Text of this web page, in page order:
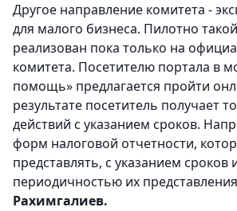
Другое направление комитета -
для малого бизнеса. Пилотно
реализован пока только на
комитета. Посетителю портала в
помощь» предлагается пройти
результате посетитель получает
действий с указанием сроков.
форм налоговой отчетности,
представлять, с указанием сроков
периодичностью их
Рахимгалиев.